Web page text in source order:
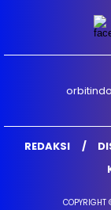
REDAKSI